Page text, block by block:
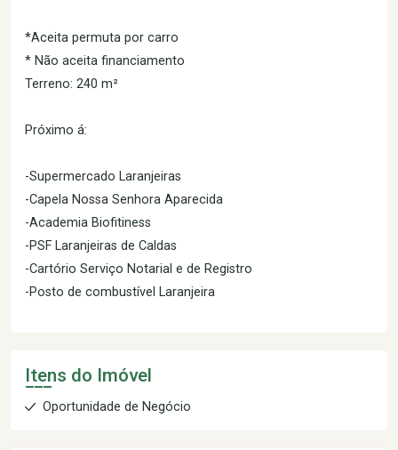
*Aceita permuta por carro
* Não aceita financiamento
Terreno: 240 m²
Próximo á:
-Supermercado Laranjeiras
-Capela Nossa Senhora Aparecida
-Academia Biofitiness
-PSF Laranjeiras de Caldas
-Cartório Serviço Notarial e de Registro
-Posto de combustível Laranjeira
Itens do Imóvel
Oportunidade de Negócio